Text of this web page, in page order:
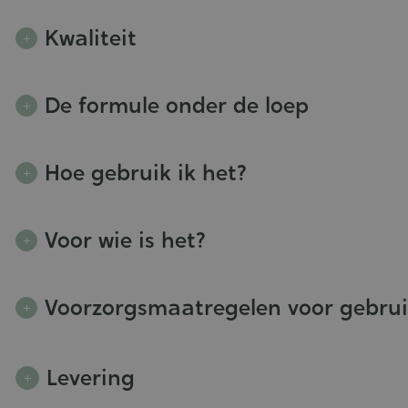
Kwaliteit
De formule onder de loep
Hoe gebruik ik het?
Voor wie is het?
Voorzorgsmaatregelen voor
Levering